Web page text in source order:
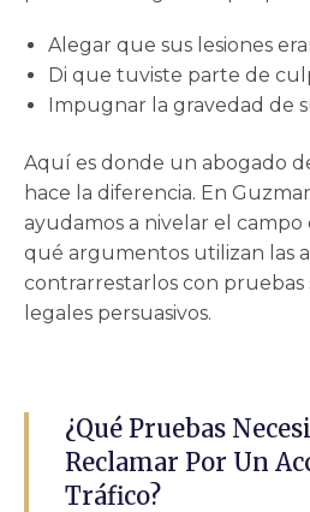
Alegar que sus lesiones
Di que tuviste parte de
Impugnar la gravedad de
Aquí es donde un abogado
hace la diferencia. En
ayudamos a nivelar el campo
qué argumentos utilizan las
contrarrestarlos con pruebas
legales persuasivos.
¿Qué Pruebas
Reclamar Por Un
Tráfico?